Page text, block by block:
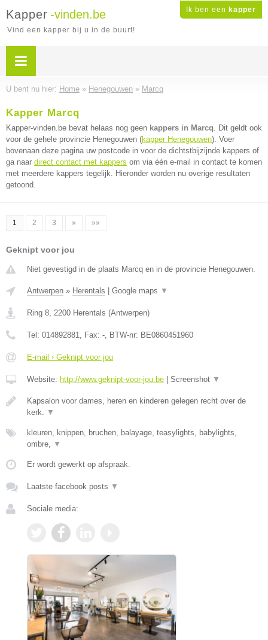
Ik ben een kapper
Kapper -vinden.be
Vind een kapper bij u in de buurt!
U bent nu hier: Home » Henegouwen » Marcq
Kapper Marcq
Kapper-vinden.be bevat helaas nog geen kappers in Marcq. Dit geldt ook
voor de gehele provincie Henegouwen (kapper Henegouwen). Voer
bovenaan deze pagina uw postcode in voor de dichtstbijzijnde kappers of
ga naar direct contact met kappers om via één e-mail in contact te komen
met meerdere kappers tegelijk. Hieronder worden nu overige resultaten
getoond.
1 2 3 » »»
Geknipt voor jou
Niet gevestigd in de plaats Marcq en in de provincie Henegouwen.
Antwerpen » Herentals Google maps ▼
Ring 8, 2200 Herentals (Antwerpen)
Tel: 014892881, Fax: -, BTW-nr: BE0860451960
E-mail › Geknipt voor jou
Website: http://www.geknipt-voor-jou.be Screenshot ▼
Kapsalon voor dames, heren en kinderen gelegen recht over de
kerk. ▼
kleuren, knippen, bruchen, balayage, teasylights, babylights,
ombre, ▼
Er wordt gewerkt op afspraak.
Laatste facebook posts ▼
Sociale media: